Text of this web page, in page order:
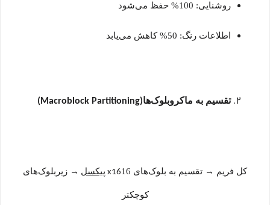
روشنایی: 100% حفظ می‌شود
اطلاعات رنگ: 50% کاهش می‌یابد
تقسیم به ماکروبلوک‌ها(Macroblock Partitioning)
کل فریم → تقسیم به بلوک‌های 16 x16 پیکسل → زیربلوک‌های
کوچکتر